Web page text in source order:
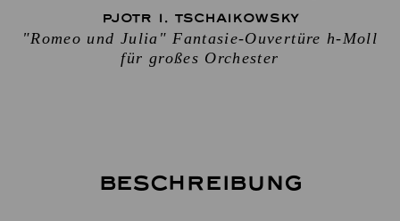
PJOTR I. TSCHAIKOWSKY
"Romeo und Julia" Fantasie-Ouvertüre h-Moll
für großes Orchester
Beschreibung